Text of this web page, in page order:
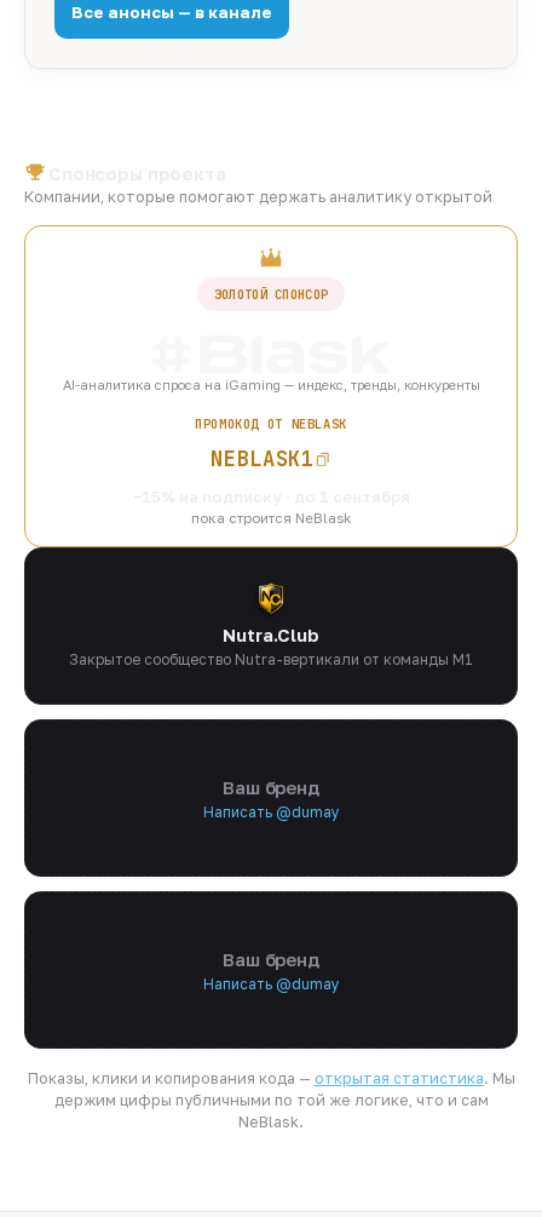
Все анонсы — в канале
Компании, которые помогают держать аналитику открытой
ЗОЛОТОЙ СПОНСОР
AI-аналитика спроса на iGaming — индекс, тренды, конкуренты
ПРОМОКОД ОТ NEBLASK
NEBLASK1
пока строится NeBlask
Nutra.Club
Закрытое сообщество Nutra-вертикали от команды M1
Ваш бренд
Написать @dumay
Ваш бренд
Написать @dumay
Показы, клики и копирования кода — открытая статистика. Мы
держим цифры публичными по той же логике, что и сам
NeBlask.